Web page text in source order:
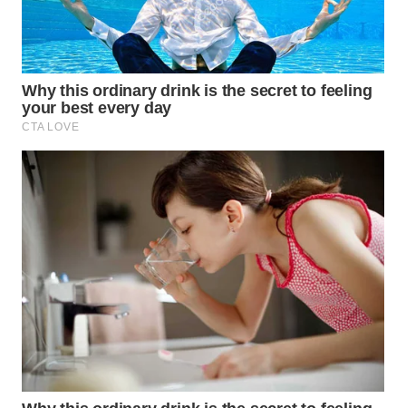
WN
MADURA
WN
SURABAYA
NATUNA
WN
MANDALIKA
WN
LIKUPANG